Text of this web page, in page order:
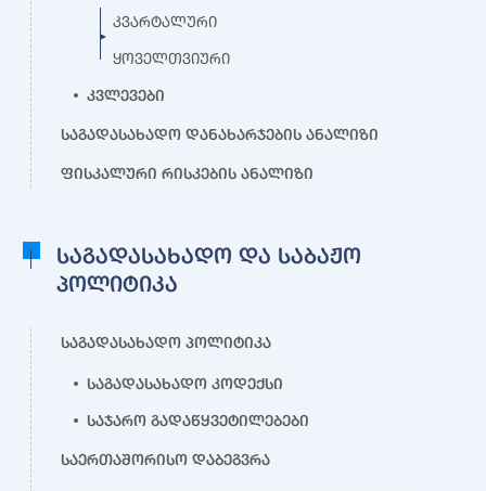
კვარტალური
ყოველთვიური
კვლევები
საგადასახადო დანახარჯების ანალიზი
ფისკალური რისკების ანალიზი
საგადასახადო და საბაჟო
პოლიტიკა
საგადასახადო პოლიტიკა
საგადასახადო კოდექსი
საჯარო გადაწყვეტილებები
საერთაშორისო დაბეგვრა